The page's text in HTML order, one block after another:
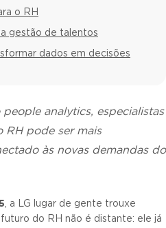
o RH
gestão de talentos
dados em decisões
analytics, especialistas
RH pode ser mais
às novas demandas do
, a LG lugar de gente trouxe
do RH não é distante: ele já